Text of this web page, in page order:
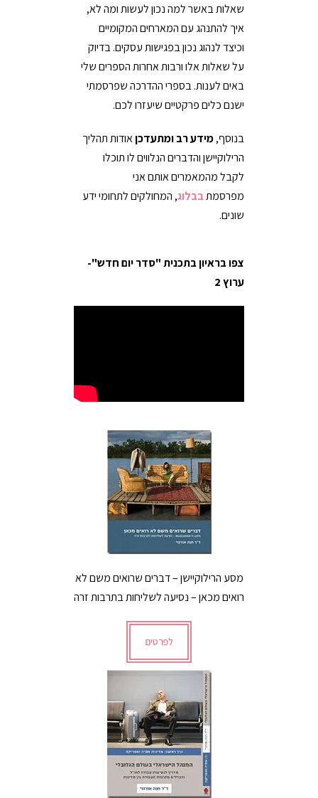
שאלות באשר למה נכון לעשות ומה לא,
איך להתנהג עם המארחים המקומיים
וכיצד לנהוג נכון בפגישות עסקים.בדיוק
על שאלות אלו ורבות אחרות הספרים שלי
באים לענות. בספרי ההדרכה שפרסמתי
ישנם כלים פרקטיים שיעזרו לכם.
בנוסף,מידע רב ומתעדכןאודות תהליך
הרילוקיישן והדברים הנלווים לו תוכלו
לקבל מהמאמרים אותם אני
מפרסמתבבלוג, המחולקים לתחומי ידע
שונים.
צפו בראיון בתכנית "סדר יום חדש"-
ערוץ 2
מסע הרילוקיישן – דברים שרואים משם לא
רואים מכאן – נסיעה לשליחות בתרבות זרה
לפרטים